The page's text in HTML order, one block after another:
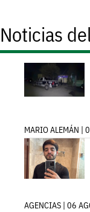
Noticias
MARIO ALEMÁN |
AGENCIAS | 06